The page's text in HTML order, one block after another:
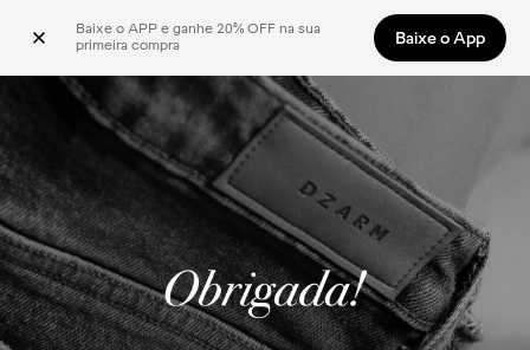
Baixe o APP e ganhe 20% OFF na sua
primeira compra
Baixe o App